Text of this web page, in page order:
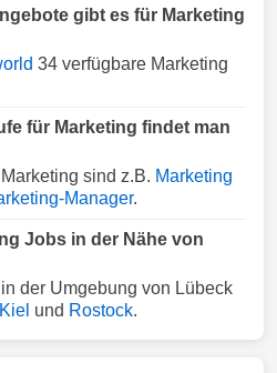
gibt es für Marketing
34 verfügbare Marketing
für Marketing findet man
sind z.B. Marketing
Manager.
Jobs in der Nähe von
der Umgebung von Lübeck
Kiel und Rostock.